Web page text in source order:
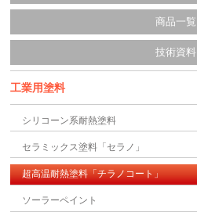
商品一覧
技術資料
工業用塗料
シリコーン系耐熱塗料
セラミックス塗料「セラノ」
超高温耐熱塗料「チラノコート」
ソーラーペイント